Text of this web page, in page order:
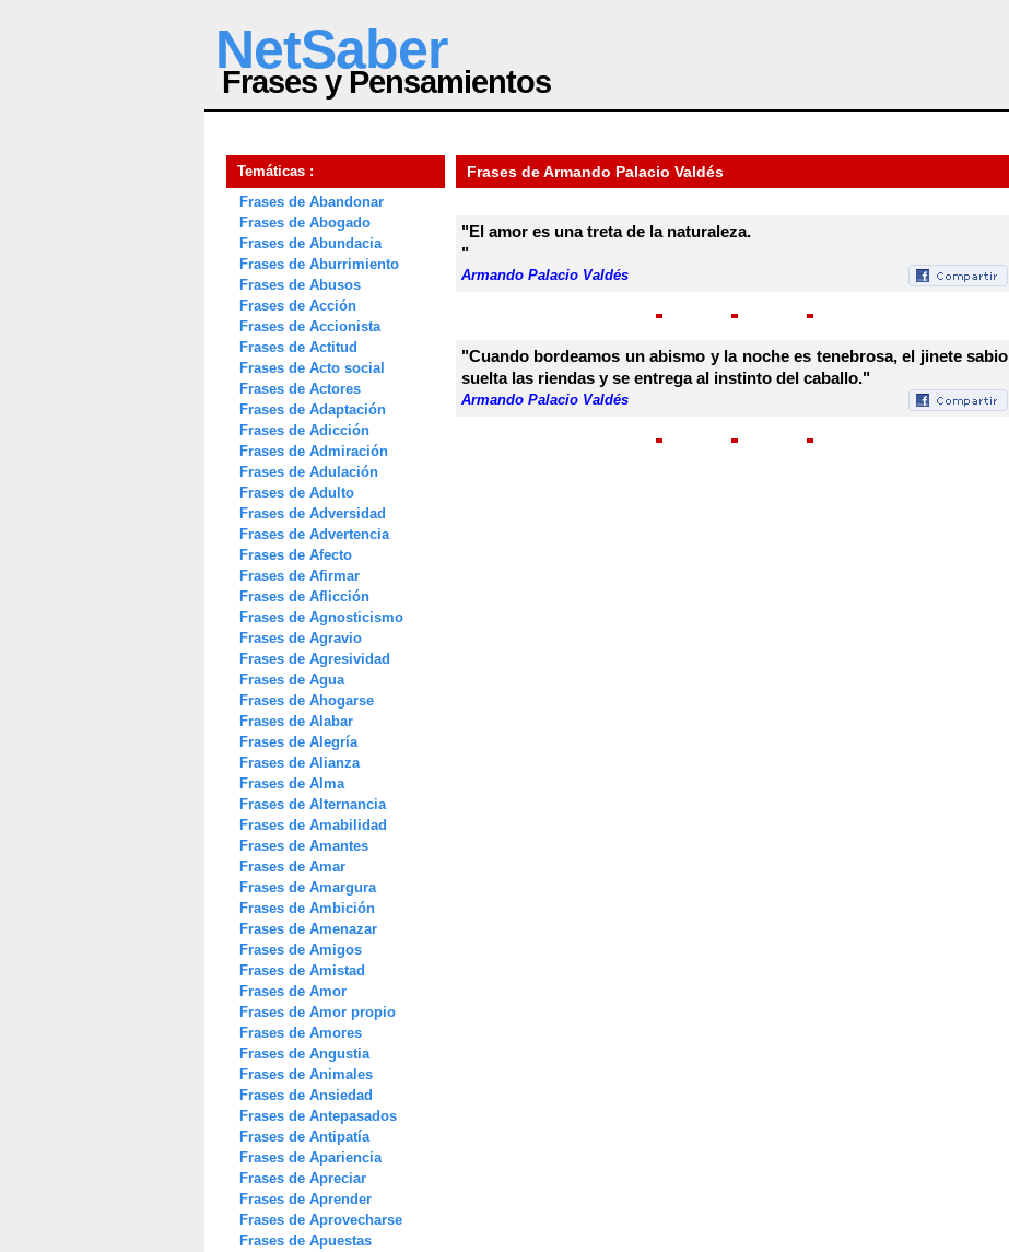
NetSaber
Frases y Pensamientos
Temáticas :
Frases de Abandonar
Frases de Abogado
Frases de Abundacia
Frases de Aburrimiento
Frases de Abusos
Frases de Acción
Frases de Accionista
Frases de Actitud
Frases de Acto social
Frases de Actores
Frases de Adaptación
Frases de Adicción
Frases de Admiración
Frases de Adulación
Frases de Adulto
Frases de Adversidad
Frases de Advertencia
Frases de Afecto
Frases de Afirmar
Frases de Aflicción
Frases de Agnosticismo
Frases de Agravio
Frases de Agresividad
Frases de Agua
Frases de Ahogarse
Frases de Alabar
Frases de Alegría
Frases de Alianza
Frases de Alma
Frases de Alternancia
Frases de Amabilidad
Frases de Amantes
Frases de Amar
Frases de Amargura
Frases de Ambición
Frases de Amenazar
Frases de Amigos
Frases de Amistad
Frases de Amor
Frases de Amor propio
Frases de Amores
Frases de Angustia
Frases de Animales
Frases de Ansiedad
Frases de Antepasados
Frases de Antipatía
Frases de Apariencia
Frases de Apreciar
Frases de Aprender
Frases de Aprovecharse
Frases de Apuestas
Frases de Armando Palacio Valdés
"El amor es una treta de la naturaleza.
"
Armando Palacio Valdés
"Cuando bordeamos un abismo y la noche es tenebrosa, el jinete sabio
suelta las riendas y se entrega al instinto del caballo."
Armando Palacio Valdés